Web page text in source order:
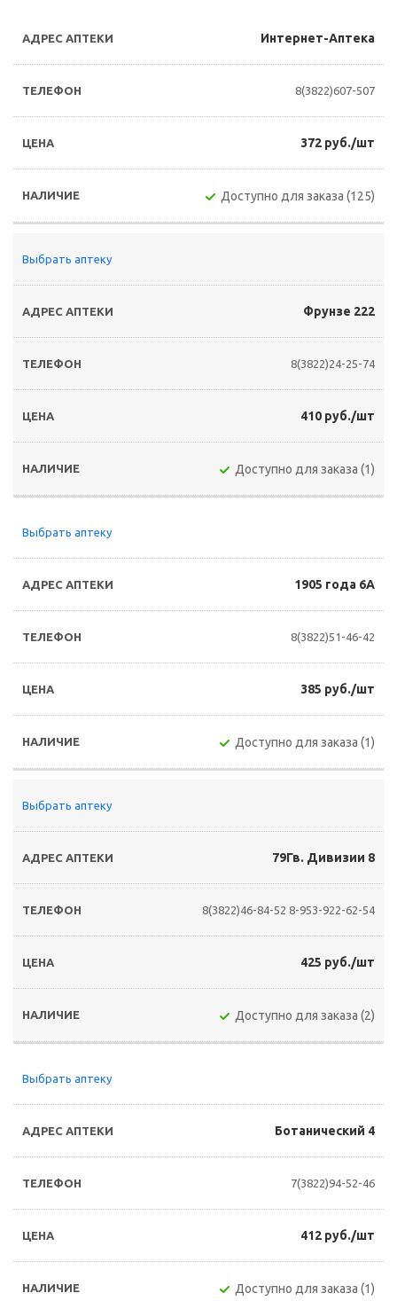
Интернет-Аптека
8(3822)607-507
372 руб./шт
Доступно для заказа (125)
Выбрать аптеку
Фрунзе 222
8(3822)24-25-74
410 руб./шт
Доступно для заказа (1)
Выбрать аптеку
1905 года 6А
8(3822)51-46-42
385 руб./шт
Доступно для заказа (1)
Выбрать аптеку
79Гв. Дивизии 8
8(3822)46-84-52 8-953-922-62-54
425 руб./шт
Доступно для заказа (2)
Выбрать аптеку
Ботанический 4
7(3822)94-52-46
412 руб./шт
Доступно для заказа (1)